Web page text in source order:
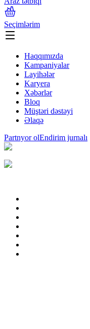
Seçimlərim
Haqqımızda
Kampaniyalar
Layihələr
Karyera
Xəbərlər
Bloq
Müştəri dəstəyi
Əlaqə
Partnyor olEndirim jurnalı